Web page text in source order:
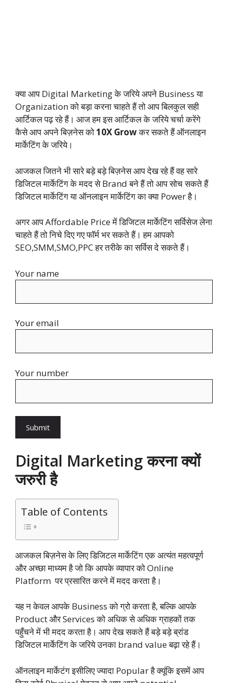
क्या आप Digital Marketing के जरिये अपने Business या
Organization को बड़ा करना चाहते हैं तो आप बिलकुल सही
आर्टिकल पढ़ रहे हैं। आज हम इस आर्टिकल के जरिये चर्चा करेंगे
कैसे आप अपने बिज़नेस को10X Growकर सकते हैं ऑनलाइन
मार्केटिंग के जरिये।
आजकल जितने भी सारे बड़े बड़े बिज़नेस आप देख रहे हैं वह सारे
डिजिटल मार्केटिंग के मदद से Brand बने हैं तो आप सोच सकते हैं
डिजिटल मार्केटिंग या ऑनलाइन मार्केटिंग का क्या Power है।
अगर आप Affordable Price में डिजिटल मार्केटिंग सर्विसेज लेना
चाहते हैं तो निचे दिए गए फॉर्म भर सकते हैं। हम आपको
SEO,SMM,SMO,PPC हर तरीके का सर्विस दे सकते हैं।
Your name
Your email
Your number
Digital Marketing करना क्यों
जरुरी है
Table of Contents
आजकल बिज़नेस के लिए डिजिटल मार्केटिंग एक अत्यंत महत्वपूर्ण
और अच्छा माध्यम है जो कि आपके व्यापार को Online
Platform पर प्रसारित करने में मदद करता है।
यह न केवल आपके Business को ग्रो करता है, बल्कि आपके
Product और Services को अधिक से अधिक ग्राहकों तक
पहुँचने में भी मदद करता है। आप देख सकते हैं बड़े बड़े ब्रांड
डिजिटल मार्केटिंग के जरिये उनका brand value बढ़ा रहे हैं।
ऑनलाइन मार्केटंग इसीलिए ज्यादा Popular है क्यूंकि इसमें आप